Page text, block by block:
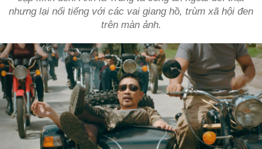
nhưng lại nổi tiếng với các vai giang hồ, trùm xã hội đen
trên màn ảnh.